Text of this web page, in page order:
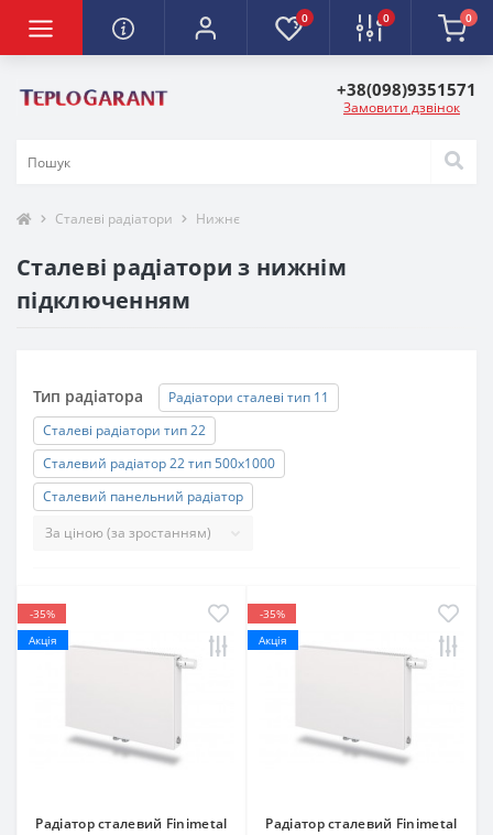
0 0 0
+38(098)9351571
Замовити дзвінок
Сталеві радіатори Нижнє
Сталеві радіатори з нижнім
підключенням
Тип радіатора
Радіатори сталеві тип 11
Сталеві радіатори тип 22
Сталевий радіатор 22 тип 500х1000
Сталевий панельний радіатор
-35%
Акція
Радіатор сталевий Finimetal
-35%
Акція
Радіатор сталевий Finimetal